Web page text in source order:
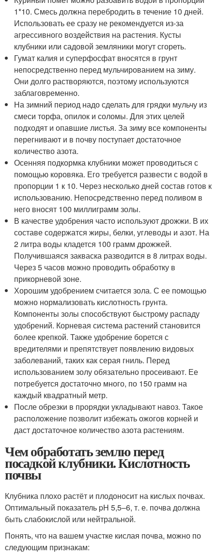
1*10. Смесь должна перебродить в течение 10 дней.
Использовать ее сразу не рекомендуется из-за
агрессивного воздействия на растения. Кусты
клубники или садовой земляники могут сгореть.
Гумат калия и суперфосфат вносятся в грунт
непосредственно перед мульчированием на зиму.
Они долго растворяются, поэтому используются
заблаговременно.
На зимний период надо сделать для грядки мульчу из
смеси торфа, опилок и соломы. Для этих целей
подходят и опавшие листья. За зиму все компоненты
перегнивают и в почву поступает достаточное
количество азота.
Осенняя подкормка клубники может проводиться с
помощью коровяка. Его требуется развести с водой в
пропорции 1 к 10. Через несколько дней состав готов к
использованию. Непосредственно перед поливом в
него вносят 100 миллиграмм золы.
В качестве удобрения часто используют дрожжи. В их
составе содержатся жиры, белки, углеводы и азот. На
2 литра воды кладется 100 грамм дрожжей.
Получившаяся закваска разводится в 8 литрах воды.
Через 5 часов можно проводить обработку в
прикорневой зоне.
Хорошим удобрением считается зола. С ее помощью
можно нормализовать кислотность грунта.
Компоненты золы способствуют быстрому распаду
удобрений. Корневая система растений становится
более крепкой. Также удобрение борется с
вредителями и препятствует появлению видовых
заболеваний, таких как серая гниль. Перед
использованием золу обязательно просеивают. Ее
потребуется достаточно много, по 150 грамм на
каждый квадратный метр.
После обрезки в прорядки укладывают навоз. Такое
расположение позволит избежать ожогов корней и
даст достаточное количество азота растениям.
Чем обработать землю перед
посадкой клубники. Кислотность
почвы
Клубника плохо растёт и плодоносит на кислых почвах.
Оптимальный показатель pH 5,5–6, т. е. почва должна
быть слабокислой или нейтральной.
Понять, что на вашем участке кислая почва, можно по
следующим признакам: